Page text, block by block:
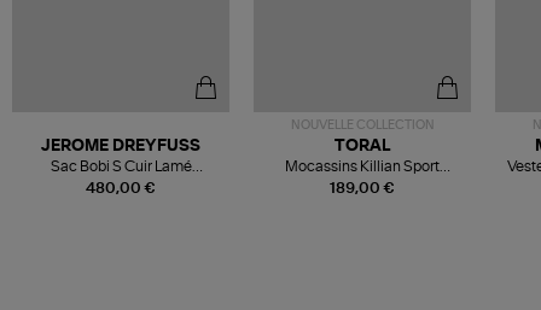
480,00 €
JEROME DREYFUSS
Sac Bobi S Cuir Lamé
Champagne
NOUVELLE COLLECTION
189,00 €
TORAL
Mocassins Killian Sport
Mousse